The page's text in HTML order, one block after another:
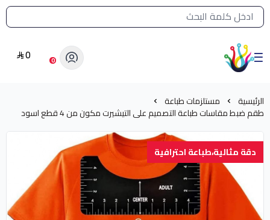
القائمة الرئيسية لمتجر الشرق النادر
الشرق النادر بيع مستلزمات طباعة حرارية 0
0
الرئيسية مستلزمات طباعة
طقم ضبط مقاسات طباعة التصميم على التيشيرت مكون من 4 قطع اسود
دقة مثالية،طباعة احترافية